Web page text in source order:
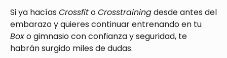
Si ya hacías CrossfitoCrosstrainingdesde antes del
embarazo y quieres continuar entrenando en tu
Boxo gimnasio con confianza y seguridad, te
habrán surgido miles de dudas.